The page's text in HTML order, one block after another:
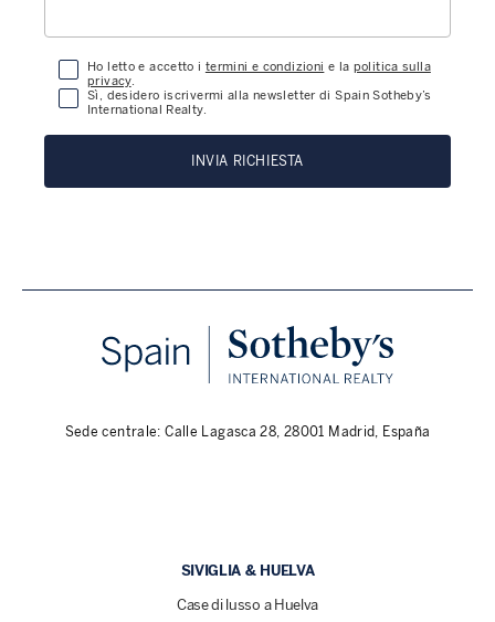
Ho letto e accetto i termini e condizioni e la politica sulla
privacy.
Sì, desidero iscrivermi alla newsletter di Spain Sotheby’s
International Realty.
INVIA RICHIESTA
Sede centrale: Calle Lagasca 28, 28001 Madrid, España
SIVIGLIA & HUELVA
Case di lusso a Huelva